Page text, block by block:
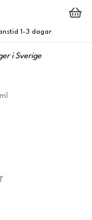
1-3 dagar
i Sverige